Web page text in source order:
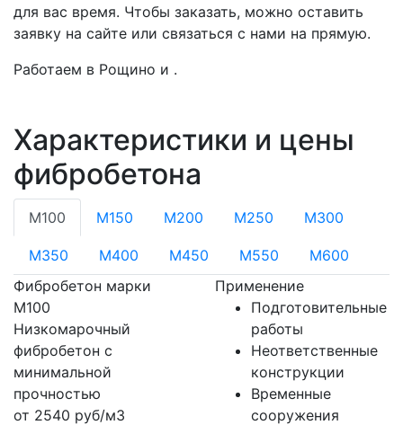
для вас время. Чтобы заказать, можно оставить
заявку на сайте или связаться с нами на прямую.
Работаем в Рощино и .
Характеристики и цены
фибробетона
М100 М150 М200 М250 М300
М350 М400 М450 М550
М600
Фибробетон марки
М100
Низкомарочный
фибробетон с
минимальной
прочностью
от 2540 руб/м3
Применение
Подготовительные
работы
Неответственные
конструкции
Временные
сооружения